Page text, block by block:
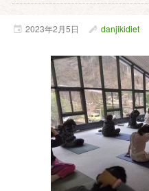
2023年2月5日 danjikidiet